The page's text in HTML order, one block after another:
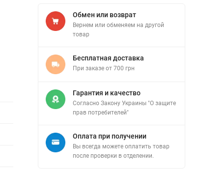
Обмен или возврат
Вернем или обменяем на другой
товар
Бесплатная доставка
При заказе от 700 грн
Гарантия и качество
Согласно Закону Украины "О защите
прав потребителей"
Оплата при получении
Вы всегда можете оплатить товар
после проверки в отделении.